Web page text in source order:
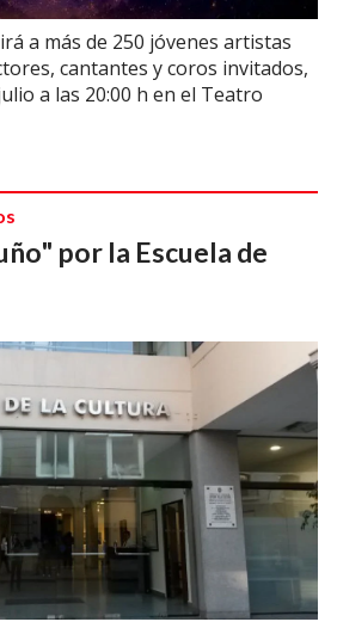
a más de 250 jóvenes artistas
cantantes y coros invitados,
a las 20:00 h en el Teatro
por la Escuela de